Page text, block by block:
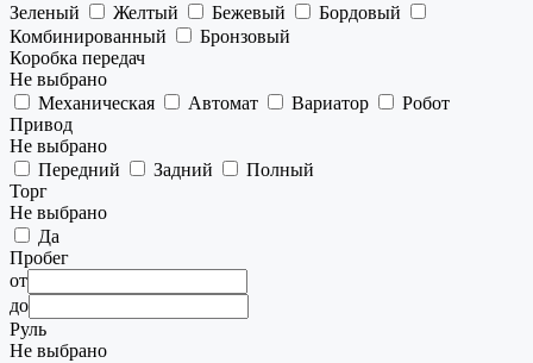
Зеленый
Желтый Бежевый
Бордовый
Комбинированный
Бронзовый
Коробка передач
Не выбрано
Механическая
Автомат Вариатор
Робот
Привод
Не выбрано
Передний
Задний
Полный
Торг
Не выбрано
Да
Пробег
от
до
Руль
Не выбрано